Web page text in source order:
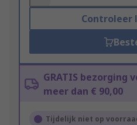
Controleer
GRATIS bezorging
meer dan € 90,00
Tijdelijk niet op